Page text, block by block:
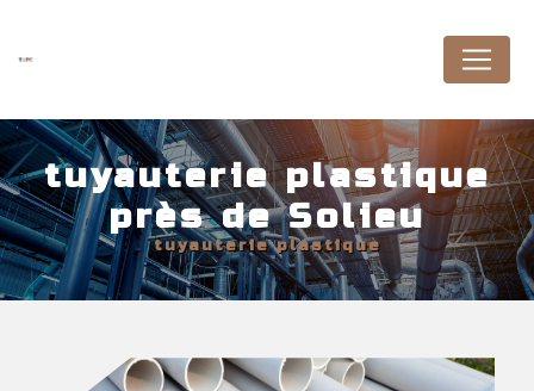
tuyauterie plastique
près de Solieu
tuyauterie plastique